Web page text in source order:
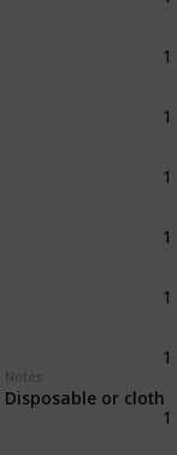
Notes
Disposable or cloth1